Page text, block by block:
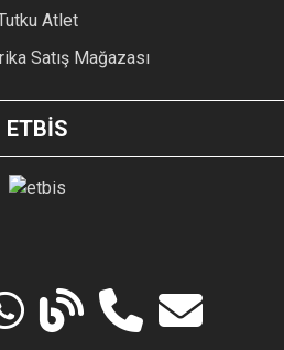
Atlet
Satış Mağazası
ETBİS